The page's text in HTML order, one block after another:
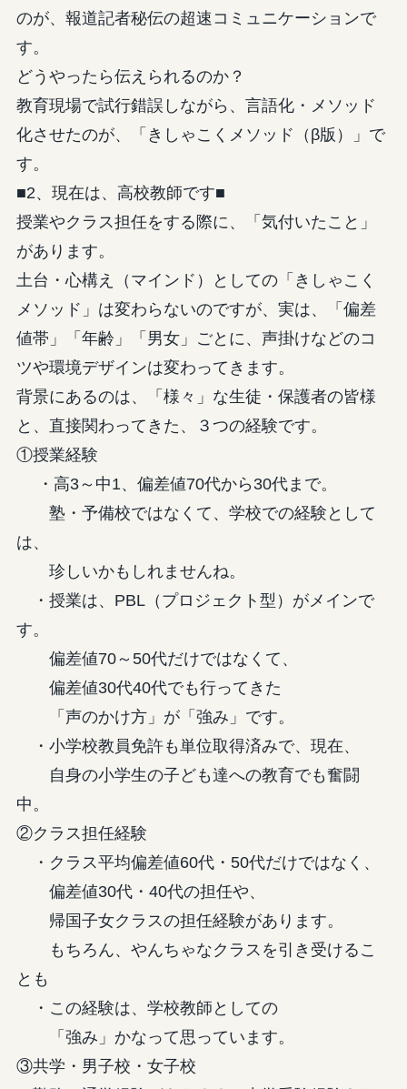
のが、報道記者秘伝の超速コミュニケーションで
す。
どうやったら伝えられるのか？
教育現場で試行錯誤しながら、言語化・メソッド
化させたのが、「きしゃこくメソッド（β版）」で
す。
■2、現在は、高校教師です■
授業やクラス担任をする際に、「気付いたこと」
があります。
土台・心構え（マインド）としての「きしゃこく
メソッド」は変わらないのですが、実は、「偏差
値帯」「年齢」「男女」ごとに、声掛けなどのコ
ツや環境デザインは変わってきます。
背景にあるのは、「様々」な生徒・保護者の皆様
と、直接関わってきた、３つの経験です。
①授業経験
・高3～中1、偏差値70代から30代まで。
塾・予備校ではなくて、学校での経験として
は、
珍しいかもしれませんね。
・授業は、PBL（プロジェクト型）がメインで
す。
偏差値70～50代だけではなくて、
偏差値30代40代でも行ってきた
「声のかけ方」が「強み」です。
・小学校教員免許も単位取得済みで、現在、
自身の小学生の子ども達への教育でも奮闘
中。
②クラス担任経験
・クラス平均偏差値60代・50代だけではなく、
偏差値30代・40代の担任や、
帰国子女クラスの担任経験があります。
もちろん、やんちゃなクラスを引き受けるこ
とも
・この経験は、学校教師としての
「強み」かなって思っています。
③共学・男子校・女子校